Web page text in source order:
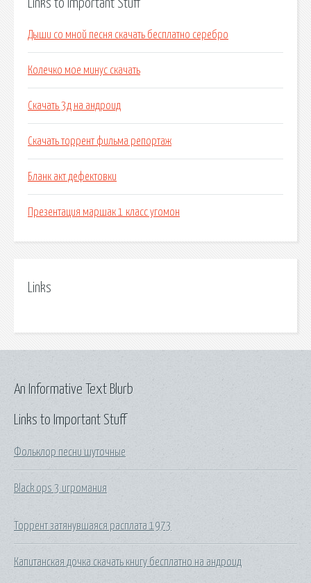
Links to Important Stuff
Дыши со мной песня скачать бесплатно серебро
Колечко мое минус скачать
Скачать 3д на андроид
Скачать торрент фильма репортаж
Бланк акт дефектовки
Презентация маршак 1 класс угомон
Links
Links to Important Stuff
Фольклор песни шуточные
Black ops 3 игромания
Торрент затянувшаяся расплата 1973
Капитанская дочка скачать книгу бесплатно на андроид
An Informative Text Blurb